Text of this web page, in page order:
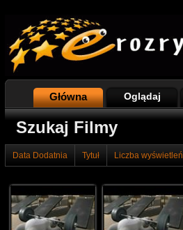
Główna Oglądaj
Szukaj Filmy
Data Dodatnia Tytuł Liczba wyświetleń